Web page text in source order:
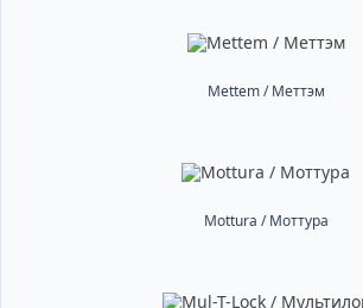
Mettem / Меттэм
Mottura / Моттура